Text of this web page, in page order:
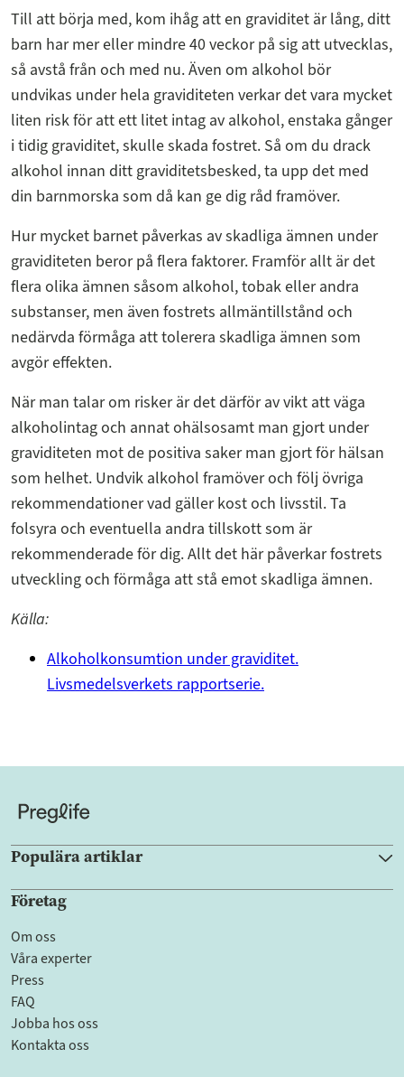
Till att börja med, kom ihåg att en graviditet är lång, ditt
barn har mer eller mindre 40 veckor på sig att utvecklas,
så avstå från och med nu. Även om alkohol bör
undvikas under hela graviditeten verkar det vara mycket
liten risk för att ett litet intag av alkohol, enstaka gånger
i tidig graviditet, skulle skada fostret. Så om du drack
alkohol innan ditt graviditetsbesked, ta upp det med
din barnmorska som då kan ge dig råd framöver.
Hur mycket barnet påverkas av skadliga ämnen under
graviditeten beror på flera faktorer. Framför allt är det
flera olika ämnen såsom alkohol, tobak eller andra
substanser, men även fostrets allmäntillstånd och
nedärvda förmåga att tolerera skadliga ämnen som
avgör effekten.
När man talar om risker är det därför av vikt att väga
alkoholintag och annat ohälsosamt man gjort under
graviditeten mot de positiva saker man gjort för hälsan
som helhet. Undvik alkohol framöver och följ övriga
rekommendationer vad gäller kost och livsstil. Ta
folsyra och eventuella andra tillskott som är
rekommenderade för dig. Allt det här påverkar fostrets
utveckling och förmåga att stå emot skadliga ämnen.
Källa:
Alkoholkonsumtion under graviditet.
Livsmedelsverkets rapportserie.
Populära artiklar
Företag
Om oss
Våra experter
Press
FAQ
Jobba hos oss
Kontakta oss